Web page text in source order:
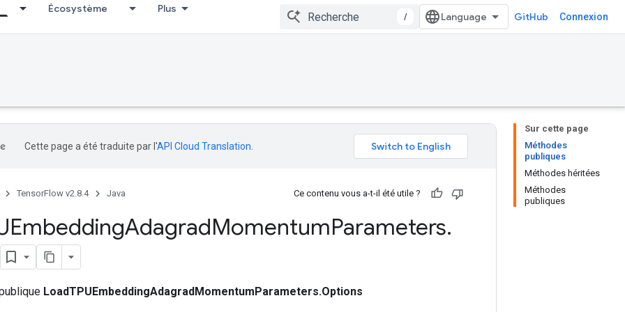
Écosystème Plus
/ GitHub Connexion
Sur cette page
Méthodes
publiques
Méthodes héritées
Méthodes
publiques
Cette page a été traduite par l'API Cloud Translation
TensorFlow v2.8.4 Java Ce contenu vous a-t-il été utile ?
AdagradMomentumParameters.
LoadTPUEmbeddingAdagradMomentumParameters.Options